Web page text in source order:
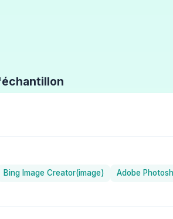
Bing Image Creator(image)
Adobe